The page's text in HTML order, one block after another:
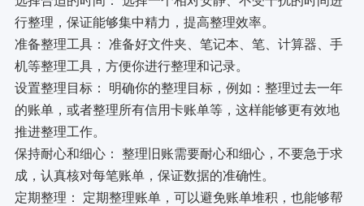
行整理，保证能够集中精力，提高整理效率。
准备整理工具： 准备好文件夹、笔记本、笔、计算器、手
机等整理工具，方便你进行整理和记录。
设置整理目标： 明确你的整理目标，例如：整理过去一年
的账单，或者整理所有信用卡账单等，这样能够更有效地
推进整理工作。
保持耐心和细心： 整理旧账需要耐心和细心，不要急于求
成，认真核对每笔账单，保证数据的准确性。
定期整理： 定期整理账单，可以避免账单堆积，也能够帮